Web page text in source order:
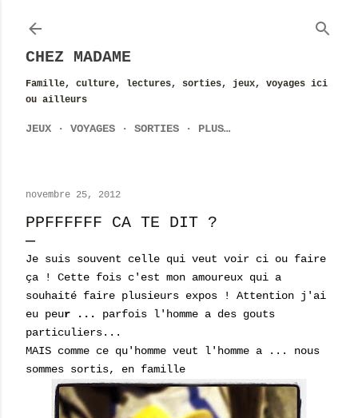
CHEZ MADAME
Famille, culture, lectures, sorties, jeux, voyages ici
ou ailleurs
JEUX VOYAGES SORTIES PLUS…
novembre 25, 2012
PPFFFFFF CA TE DIT ?
Je suis souvent celle qui veut voir ci ou faire
ça ! Cette fois c'est mon amoureux qui a
souhaité faire plusieurs expos ! Attention j'ai
eu peur ...
parfois l'homme a des gouts
particuliers...
MAIS comme ce qu'homme veut l'homme a ... nous
sommes sortis, en famille